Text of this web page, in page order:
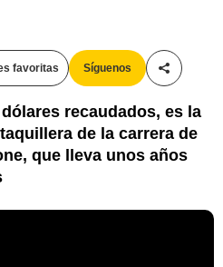
favoritas Síguenos
recaudados, es la
de la carrera de
que lleva unos años